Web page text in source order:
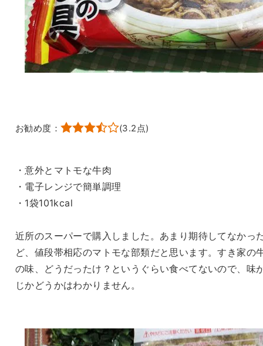
お勧め度： (3.2 点)
・意外とマトモな牛肉
・電子レンジで簡単調理
・1袋101kcal
近所のスーパーで購入しました。あまり期待してなかっ
ど、値段帯相応のマトモな部類だと思います。すき家の
の味、どうだったけ？というぐらい食べてないので、味
じかどうかはわかりません。